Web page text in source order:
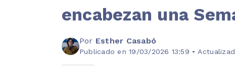
encabezan una
Por Esther Casabó
Publicado en 19/03/2026 13:59 •